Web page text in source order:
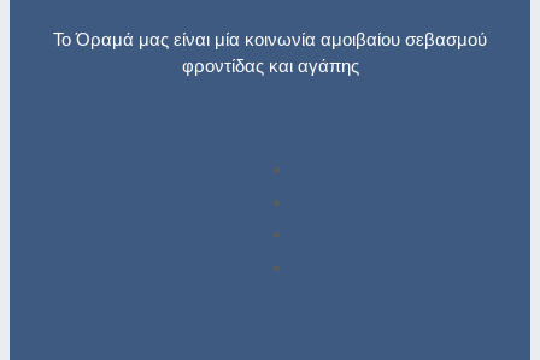
Το Όραμά μας είναι μία κοινωνία αμοιβαίου σεβασμού
φροντίδας και αγάπης